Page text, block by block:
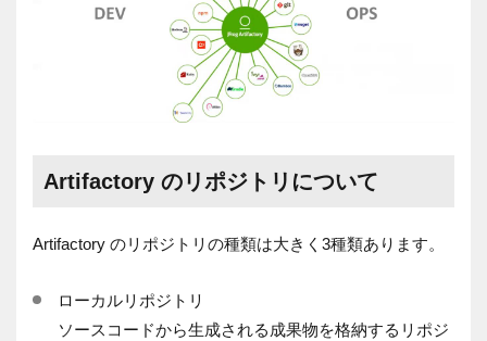
Artifactory のリポジトリについて
Artifactory のリポジトリの種類は大きく 3種類あります。
ローカルリポジトリ
ソースコードから生成される成果物を格納するリポジ